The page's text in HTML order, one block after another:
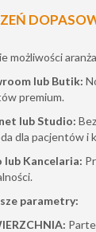
możliwości
lub Butik:
premium.
lub Studio:
dla pacjentów i
lub Kancelaria:
parametry: